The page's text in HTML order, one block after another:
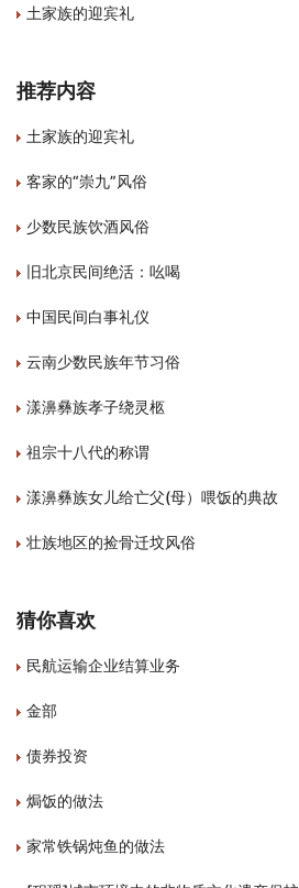
土家族的迎宾礼
推荐内容
土家族的迎宾礼
客家的“崇九”风俗
少数民族饮酒风俗
旧北京民间绝活：吆喝
中国民间白事礼仪
云南少数民族年节习俗
漾濞彝族孝子绕灵柩
祖宗十八代的称谓
漾濞彝族女儿给亡父(母）喂饭的典故
壮族地区的捡骨迁坟风俗
猜你喜欢
民航运输企业结算业务
金部
债券投资
焗饭的做法
家常铁锅炖鱼的做法